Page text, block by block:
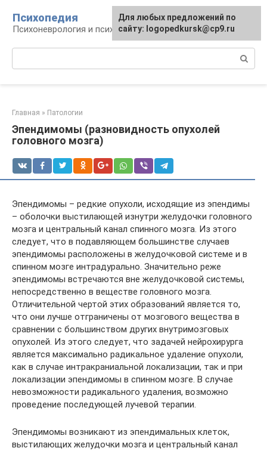
контенту
Психопедия
Психоневрология и психиатрия
Главная » Патологии
Эпендимомы (разновидность опухолей
головного мозга)
Эпендимомы – редкие опухоли, исходящие из эпендимы
– оболочки выстилающей изнутри желудочки головного
мозга и центральный канал спинного мозга. Из этого
следует, что в подавляющем большинстве случаев
эпендимомы расположены в желудочковой системе и в
спинном мозге интрадурально. Значительно реже
эпендимомы встречаются вне желудочковой системы,
непосредственно в веществе головного мозга.
Отличительной чертой этих образований является то,
что они лучше отграничены от мозгового вещества в
сравнении с большинством других внутримозговых
опухолей. Из этого следует, что задачей нейрохирурга
является максимально радикальное удаление опухоли,
как в случае интракраниальной локализации, так и при
локализации эпендимомы в спинном мозге. В случае
невозможности радикального удаления, возможно
проведение последующей лучевой терапии.
Эпендимомы возникают из эпендимальных клеток,
выстилающих желудочки мозга и центральный канал
Для любых предложений по
сайту: logopedkursk@cp9.ru